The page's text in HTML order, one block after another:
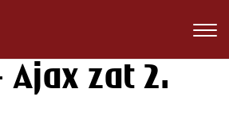
Ajax zat 2.